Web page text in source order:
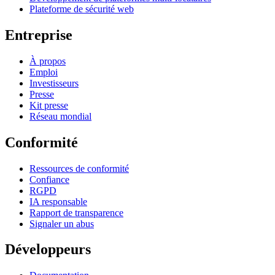
Plateforme de sécurité web
Entreprise
À propos
Emploi
Investisseurs
Presse
Kit presse
Réseau mondial
Conformité
Ressources de conformité
Confiance
RGPD
IA responsable
Rapport de transparence
Signaler un abus
Développeurs